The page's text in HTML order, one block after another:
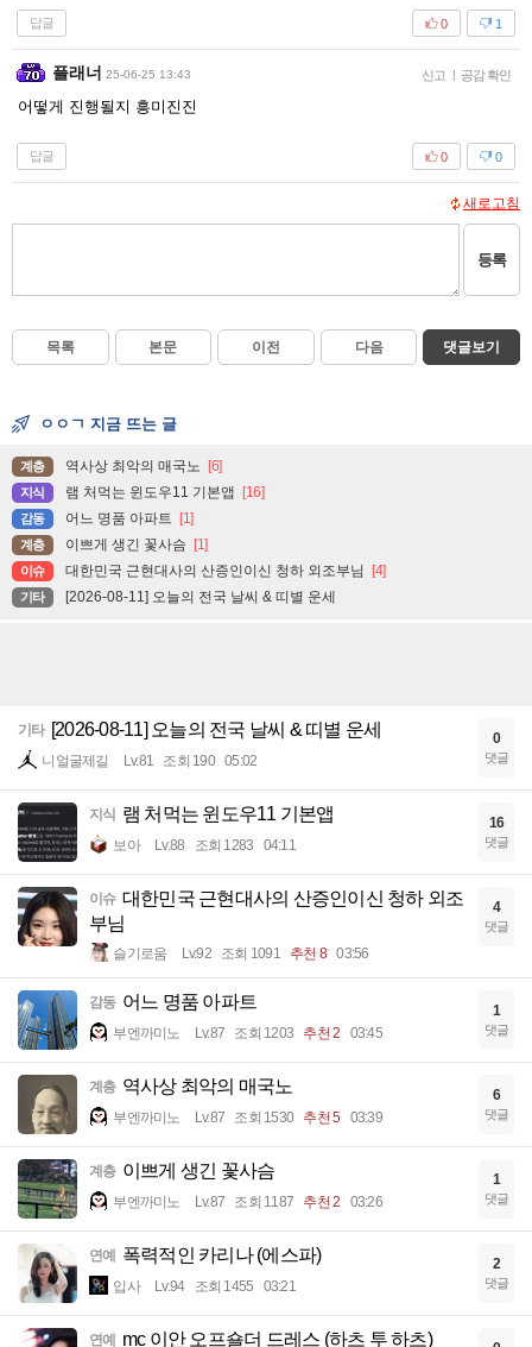
답글 1
0
플래너 25-06-25 13:43 신고 | 공감 확인
어떻게 진행될지 흥미진진
답글 0
0
새로고침
등록
목록 본문 이전 다음 댓글보기
ㅇㅇㄱ 지금 뜨는 글
계층 역사상 최악의 매국노 [6]
지식 램 처먹는 윈도우11 기본앱 [16]
감동 어느 명품 아파트 [1]
계층 이쁘게 생긴 꽃사슴 [1]
이슈 대한민국 근현대사의 산증인이신 청하 외조부님 [4]
기타 [2026-08-11] 오늘의 전국 날씨 & 띠별 운세
기타 [2026-08-11] 오늘의 전국 날씨 & 띠별 운세
니얼굴제길 Lv.81 조회 190 05:02
0
댓글
지식 램 처먹는 윈도우11 기본앱
보아 Lv.88 조회 1283 04:11
16
댓글
이슈 대한민국 근현대사의 산증인이신 청하 외조
부님
슬기로움 Lv.92 조회 1091 추천 8 03:56
4
댓글
감동 어느 명품 아파트
부엔까미노 Lv.87 조회 1203 추천 2 03:45
1
댓글
계층 역사상 최악의 매국노
부엔까미노 Lv.87 조회 1530 추천 5 03:39
6
댓글
계층 이쁘게 생긴 꽃사슴
부엔까미노 Lv.87 조회 1187 추천 2 03:26
1
댓글
연예 폭력적인 카리나 (에스파)
입사 Lv.94 조회 1455 03:21
2
댓글
연예 mc 이안 오프숄더 드레스 (하츠 투 하츠)